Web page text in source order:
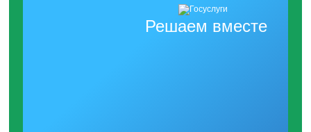
Решаем вместе